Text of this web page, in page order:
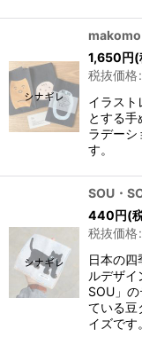
makomo
1,650円(
税抜価格:
イラスト
とする
ラデーシ
す。
SOU・
440円(
税抜価格:
日本の
ルデザイ
SOU」
ている豆
イズです。